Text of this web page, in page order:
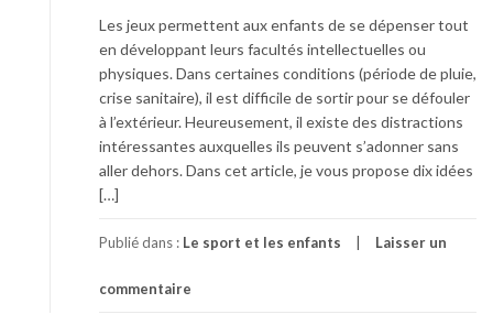
Les jeux permettent aux enfants de se dépenser tout
en développant leurs facultés intellectuelles ou
physiques. Dans certaines conditions (période de pluie,
crise sanitaire), il est difficile de sortir pour se défouler
à l’extérieur. Heureusement, il existe des distractions
intéressantes auxquelles ils peuvent s’adonner sans
aller dehors. Dans cet article, je vous propose dix idées
[…]
Publié dans : Le sport et les enfants Laisser un
commentaire